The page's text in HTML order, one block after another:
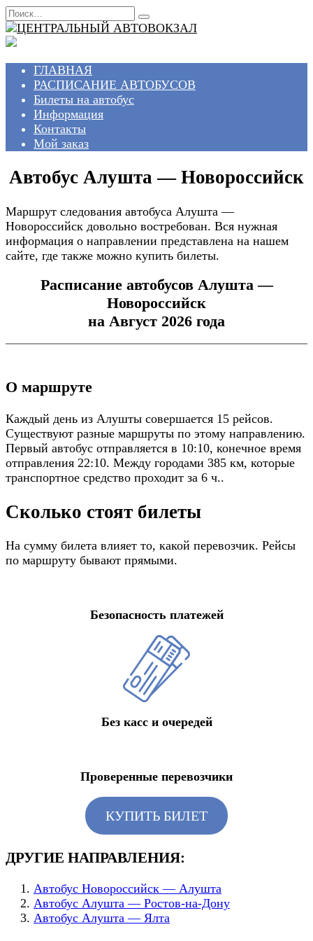
Перейти
к
содержанию
Search
for:
ГЛАВНАЯ
РАСПИСАНИЕ АВТОБУСОВ
Билеты на автобус
Информация
Контакты
Мой заказ
Автобус Алушта — Новороссийск
Маршрут следования автобуса Алушта —
Новороссийск довольно востребован. Вся нужная
информация о направлении представлена на нашем
сайте, где также можно купить билеты.
Расписание автобусов Алушта —
Новороссийск
на Август 2026 года
О маршруте
Каждый день из Алушты совершается 15 рейсов.
Существуют разные маршруты по этому направлению.
Первый автобус отправляется в 10:10, конечное время
отправления 22:10. Между городами 385 км, которые
транспортное средство проходит за 6 ч..
Сколько стоят билеты
На сумму билета влияет то, какой перевозчик. Рейсы
по маршруту бывают прямыми.
Безопасность платежей
Без касс и очередей
Проверенные перевозчики
КУПИТЬ БИЛЕТ
ДРУГИЕ НАПРАВЛЕНИЯ:
Автобус Новороссийск — Алушта
Автобус Алушта — Ростов-на-Дону
Автобус Алушта — Ялта